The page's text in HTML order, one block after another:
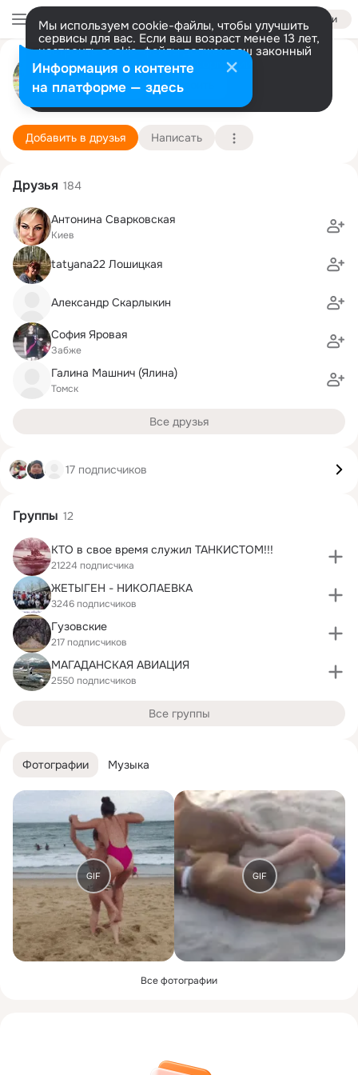
Войти
Мы используем cookie-файлы, чтобы улучшить
сервисы для вас. Если ваш возраст менее 13 лет,
настроить cookie-файлы должен ваш законный
представитель. Больше информации
Разрешить все Настроить
Виктор Гузовский
Киев 1 января (68 лет)
Подробнее
Добавить в друзья Написать
Фотографии Музыка
GIF GIF
Все фотографии
Друзья 184
Антонина Сварковская
Киев
tatyana22 Лошицкая
Александр Скарлыкин
София Яровая
Забже
Галина Машнич (Ялина)
Томск
Все друзья
17 подписчиков
Группы 12
КТО в свое время служил ТАНКИСТОМ!!!
21224 подписчика
ЖЕТЫГЕН - НИКОЛАЕВКА
3246 подписчиков
Гузовские
217 подписчиков
МАГАДАНСКАЯ АВИАЦИЯ
2550 подписчиков
Все группы
Информация о контенте
на платформе — здесь